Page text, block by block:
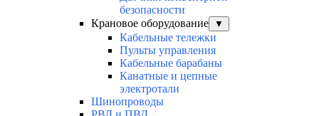
безопасности
Крановое оборудование
▼
Кабельные тележки
Пульты управления
Кабельные барабаны
Канатные и цепные
электротали
Шинопроводы